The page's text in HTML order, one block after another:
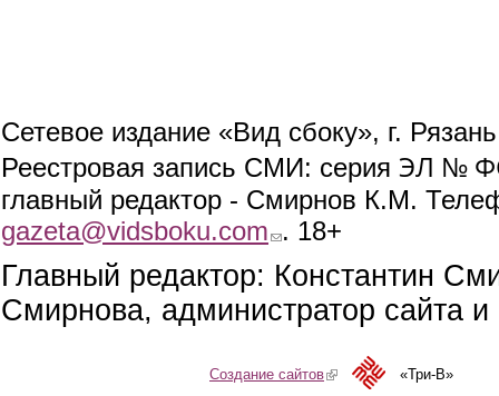
Сетевое издание «Вид сбоку», г.
Реестровая запись СМИ: серия ЭЛ №
главный редактор - Смирнов К.М.
gazeta@vidsboku.com (link sends e-mail)
. 18+
Главный редактор: Константин
Смирнова, администратор сайта
Создание сайтов(link is external)«Три-В»